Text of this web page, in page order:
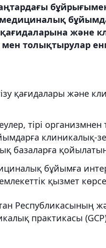
бұйрығымен
және
толықтырулар
қағидалары және
тірі организмнен
клиникалық-
базаларға
бұйымға
қызмет
Республикасының
практикасы